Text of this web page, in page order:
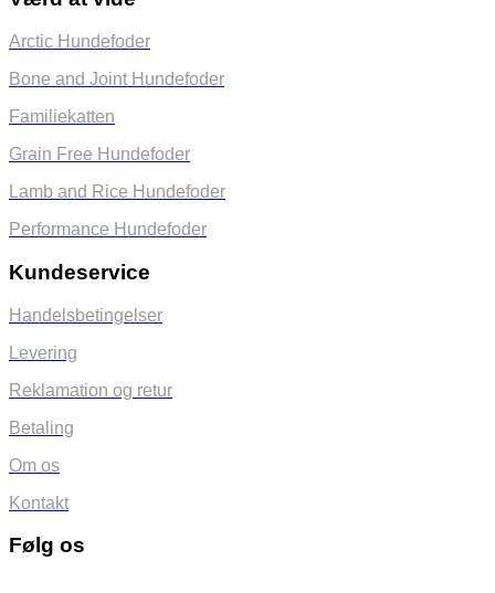
Arctic Hundefoder
Bone and Joint Hundefoder
Familiekatten
Grain Free Hundefoder
Lamb and Rice Hundefoder
Performance Hundefoder
Kundeservice
Handelsbetingelser
Levering
Reklamation og retur
Betaling
Om os
Kontakt
Følg os